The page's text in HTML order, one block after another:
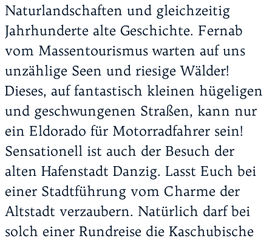
Naturlandschaften und gleichzeitig
Jahrhunderte alte Geschichte. Fernab
vom Massentourismus warten auf uns
unzählige Seen und riesige Wälder!
Dieses, auf fantastisch kleinen hügeligen
und geschwungenen Straßen, kann nur
ein Eldorado für Motorradfahrer sein!
Sensationell ist auch der Besuch der
alten Hafenstadt Danzig. Lasst Euch bei
einer Stadtführung vom Charme der
Altstadt verzaubern. Natürlich darf bei
solch einer Rundreise die Kaschubische